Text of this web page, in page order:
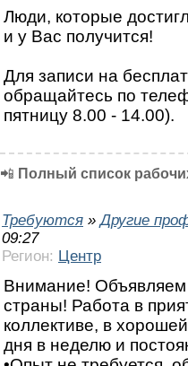
Люди, которые
и у Вас получится!
Для записи на
обращайтесь по
пятницу 8.00 - 14.00).
📲 Полный список
Требуются »Другие
09:27
Регион: Центр
Внимание!
страны! Работа в
коллективе, в
дня в неделю и